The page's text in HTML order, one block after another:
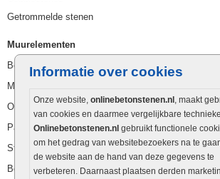
Informatie over cookies
Onze website, onlinebetonstenen.nl , maakt
van cookies en daarmee vergelijkbare
Onlinebetonstenen.nl gebruikt functionele
om het gedrag van websitebezoekers na te
de website aan de hand van deze gegevens te
verbeteren. Daarnaast plaatsen derden
Getrommelde stenen
Muurelementen
Betonbielzen
Muurstenen
Opsluitbanden
Palissaden
Stapelblokken
Betonblokken